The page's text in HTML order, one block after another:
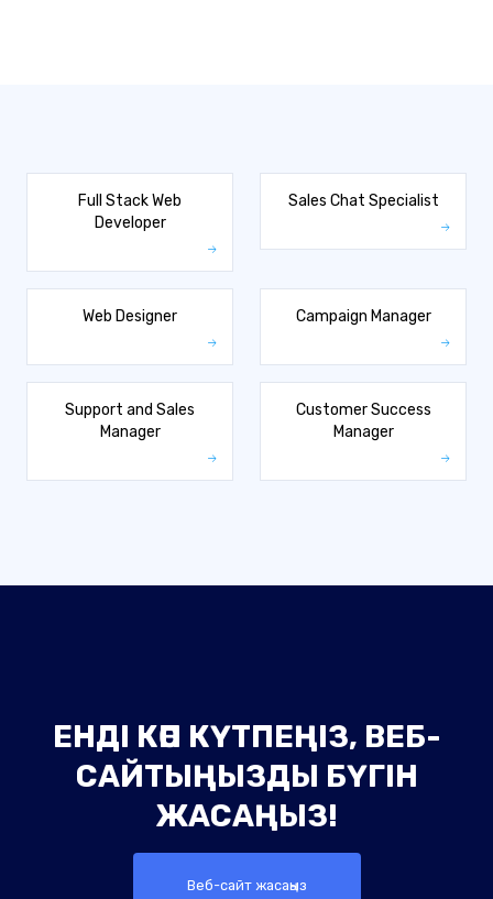
Full Stack Web
Developer
Sales Chat Specialist
Web Designer Campaign Manager
Support and Sales
Manager
Customer Success
Manager
ЕНДІ КӨП КҮТПЕҢІЗ, ВЕБ-
САЙТЫҢЫЗДЫ БҮГІН
ЖАСАҢЫЗ!
Веб-сайт жасаңыз